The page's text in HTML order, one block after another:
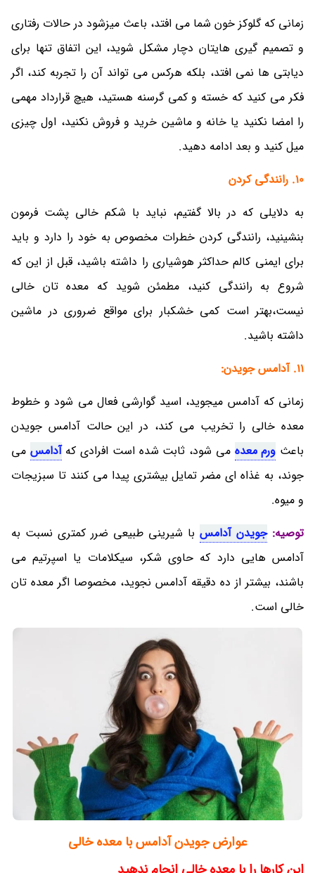
زمانی که گلوکز خون شما می افتد، باعث میزشود در حالات رفتاری
و تصمیم گیری هایتان دچار مشکل شوید، این اتفاق تنها برای
دیابتی ها نمی افتد، بلکه هرکس می تواند آن را تجربه کند، اگر
فکر می کنید که خسته و کمی گرسنه هستید، هیچ قرارداد مهمی
را امضا نکنید یا خانه و ماشین خرید و فروش نکنید، اول چیزی
میل کنید و بعد ادامه دهید.
10. رانندگی کردن
به دلایلی که در بالا گفتیم، نباید با شکم خالی پشت فرمون
بنشینید، رانندگی کردن خطرات مخصوص به خود را دارد و باید
برای ایمنی کالم حداکثر هوشیاری را داشته باشید، قبل از این که
شروع به رانندگی کنید، مطمئن شوید که معده تان خالی
نیست،بهتر است کمی خشکبار برای مواقع ضروری در ماشین
داشته باشید.
11. آدامس جویدن:
زمانی که آدامس میجوید، اسید گوارشی فعال می شود و خطوط
معده خالی را تخریب می کند، در این حالت آدامس جویدن
باعث ورم معده می شود، ثابت شده است افرادی کهآدامس می
جوند، به غذاه ای مضر تمایل بیشتری پیدا می کنند تا سبزیجات
و میوه.
توصیه: جویدن آدامس با شیرینی طبیعی ضرر کمتری نسبت به
آدامس هایی دارد که حاوی شکر، سیکلامات یا اسپرتیم می
باشند، بیشتر از ده دقیقه آدامس نجوید، مخصوصا اگر معده تان
خالی است.
عوارض جویدن آدامس با معده خالی